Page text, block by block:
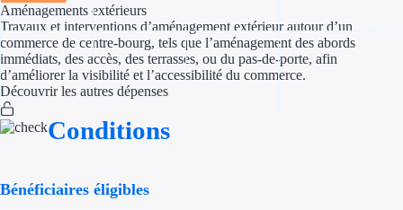
Prêts publics
Prêt
Aménagements extérieurs
Travaux et interventions d’aménagement extérieur autour d’un
commerce de centre-bourg, tels que l’aménagement des abords
immédiats, des accès, des terrasses, ou du pas-de-porte, afin
d’améliorer la visibilité et l’accessibilité du commerce.
Découvrir les autres dépenses
Conditions
Bénéficiaires éligibles